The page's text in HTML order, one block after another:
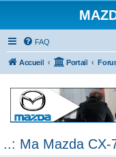
FAQ
Accueil Portail
..: Ma Mazda CX-